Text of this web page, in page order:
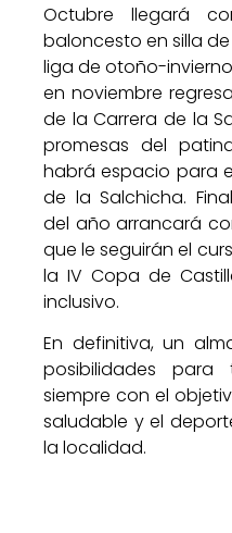
Octubre llegará
baloncesto en silla
liga de otoño-
en noviembre
de la Carrera de la
promesas del
habrá espacio para
de la Salchicha.
del año arrancará
que le seguirán el
la IV Copa de
inclusivo.
En definitiva, un
posibilidades
siempre con el
saludable y el
la localidad.